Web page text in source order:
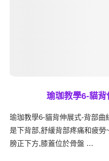
瑜珈教學6-貓
瑜珈教學6-貓背伸展式-背部曲
是下背部,舒緩背部疼痛和疲
膀正下方,膝蓋位於骨盤 …